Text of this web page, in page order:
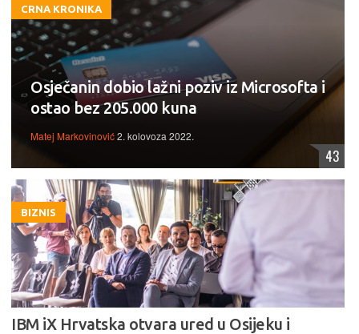
CRNA KRONIKA
Osječanin dobio lažni poziv iz Microsofta i
ostao bez 205.000 kuna
Matej Markovinović2. kolovoza 2022.
43
BIZNIS
IBM iX Hrvatska otvara ured u Osijeku i